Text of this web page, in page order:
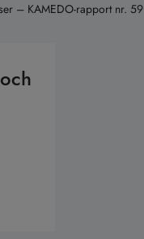
– KAMEDO-rapport nr. 59